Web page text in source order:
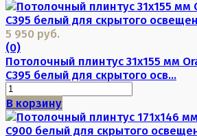
5 950 руб.
(0)
Потолочный плинтус 31х155 мм
C395 белый для скрытого осв...
В корзину